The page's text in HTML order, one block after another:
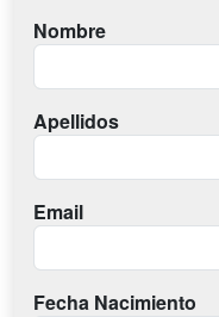
Nombre
Apellidos
Email
Fecha Nacimiento